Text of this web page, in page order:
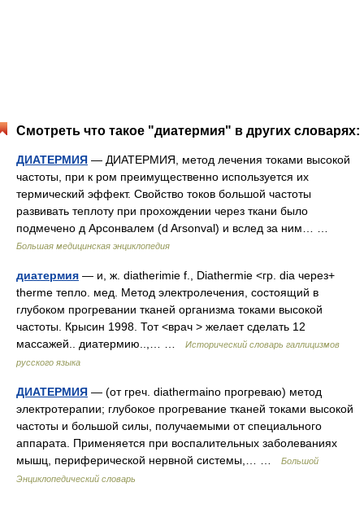
Смотреть что такое "диатермия" в других словарях:
ДИАТЕРМИЯ — ДИАТЕРМИЯ, метод лечения токами высокой
частоты, при к ром преимущественно используется их
термический эффект. Свойство токов большой частоты
развивать теплоту при прохождении через ткани было
подмечено д Арсонвалем (d Arsonval) и вслед за ним… …
Большая медицинская энциклопедия
диатермия — и, ж. diatherimie f., Diathermie <гр. dia через+
therme тепло. мед. Метод электролечения, состоящий в
глубоком прогревании тканей организма токами высокой
частоты. Крысин 1998. Тот <врач > желает сделать 12
массажей.. диатермию..,… …
Исторический словарь галлицизмов
русского языка
ДИАТЕРМИЯ — (от греч. diathermaino прогреваю) метод
электротерапии; глубокое прогревание тканей токами высокой
частоты и большой силы, получаемыми от специального
аппарата. Применяется при воспалительных заболеваниях
мышц, периферической нервной системы,… …
Большой
Энциклопедический словарь